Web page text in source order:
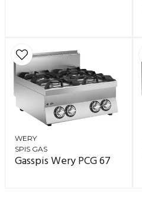
WERY
SPIS GAS
Gasspis Wery PCG 67